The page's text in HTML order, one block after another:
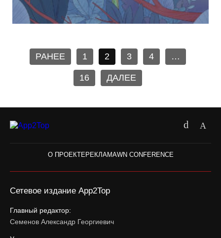
РАНЕЕ 1 2 3 4 …
16 ДАЛЕЕ
О ПРОЕКТЕРЕКЛАМАWN CONFERENCE
Сетевое издание App2Top
Главный редактор:
Семенов Александр Георгиевич